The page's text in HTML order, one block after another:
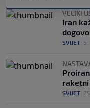
VELIKI
Iran
SVIJET 5.
raketni
SVIJET